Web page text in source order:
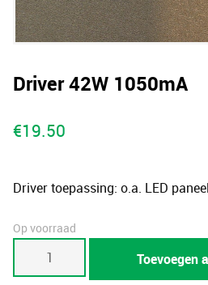
Driver 42W 1050mA
€19.50
Driver toepassing: o.a. LED
Op voorraad
Toevoegen